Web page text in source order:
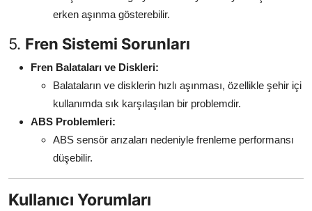
erken aşınma gösterebilir.
5. Fren Sistemi Sorunları
Fren Balataları ve Diskleri:
Balataların ve disklerin hızlı aşınması, özellikle şehir içi
kullanımda sık karşılaşılan bir problemdir.
ABS Problemleri:
ABS sensör arızaları nedeniyle frenleme performansı
düşebilir.
Kullanıcı Yorumları